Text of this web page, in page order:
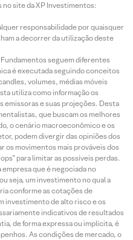
site da XP Investimentos:
responsabilidade por quaisquer
a decorrer da utilização deste
Fundamentos seguem diferentes
é executada seguindo conceitos
volumes, médias móveis
utiliza como informação os
emissoras e suas projeções. Desta
que buscam os melhores
o cenário macroeconômico e os
podem divergir das opiniões dos
os movimentos mais prováveis dos
para limitar as possíveis perdas.
empresa que é negociada no
seja, um investimento no qual a
conforme as cotações de
investimento de alto risco e os
indicativos de resultados
de forma expressa ou implícita, é
As condições de mercado, o